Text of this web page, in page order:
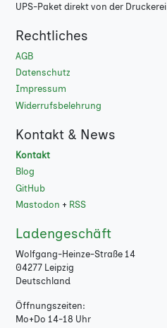
UPS-Paket direkt von der Druckerei
Rechtliches
AGB
Datenschutz
Impressum
Widerrufsbelehrung
Kontakt & News
Kontakt
Blog
GitHub
Mastodon + RSS
Ladengeschäft
Wolfgang-Heinze-Straße 14
04277 Leipzig
Deutschland
Öffnungszeiten:
Mo+Do 14-18 Uhr